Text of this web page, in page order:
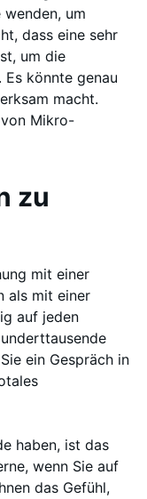
um
dass eine sehr
um die
könnte genau
macht.
Mikro-
zu
mit einer
als mit einer
auf jeden
ein Gespräch in
haben, ist das
wenn Sie auf
das Gefühl,